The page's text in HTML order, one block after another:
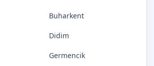
Buharkent
Didim
Germencik